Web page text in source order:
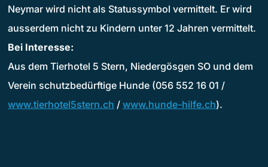
Neymar wird nicht als Statussymbol vermittelt. Er wird
ausserdem nicht zu Kindern unter 12 Jahren vermittelt.
Bei Interesse:
Aus dem Tierhotel 5 Stern, Niedergösgen SO und dem
Verein schutzbedürftige Hunde (056 552 16 01 /
www.tierhotel5stern.ch / www.hunde-hilfe.ch).